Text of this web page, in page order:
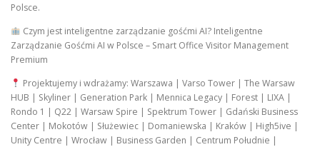
Polsce.
Czym jest inteligentne zarządzanie gośćmi AI? Inteligentne
Zarządzanie Gośćmi AI w Polsce – Smart Office Visitor Management
Premium
Projektujemy i wdrażamy: Warszawa | Varso Tower | The Warsaw
HUB | Skyliner | Generation Park | Mennica Legacy | Forest | LIXA |
Rondo 1 | Q22 | Warsaw Spire | Spektrum Tower | Gdański Business
Center | Mokotów | Służewiec | Domaniewska | Kraków | High5ive |
Unity Centre | Wrocław | Business Garden | Centrum Południe |